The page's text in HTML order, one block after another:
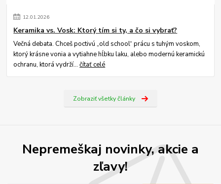
12.01.2026
Keramika vs. Vosk: Ktorý tím si ty, a čo si vybrať?
Večná debata. Chceš poctivú „old school“ prácu s tuhým voskom,
ktorý krásne vonia a vytiahne hĺbku laku, alebo modernú keramickú
ochranu, ktorá vydrží...čítať celé
Zobraziť všetky články
Nepremeškaj novinky, akcie a
zľavy!